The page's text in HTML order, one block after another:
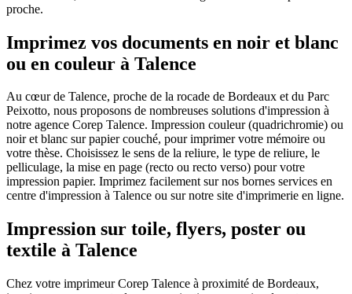
proche.
Imprimez vos documents en noir et blanc
ou en couleur à Talence
Au cœur de Talence, proche de la rocade de Bordeaux et du Parc
Peixotto, nous proposons de nombreuses solutions d'impression à
notre agence Corep Talence. Impression couleur (quadrichromie) ou
noir et blanc sur papier couché, pour imprimer votre mémoire ou
votre thèse. Choisissez le sens de la reliure, le type de reliure, le
pelliculage, la mise en page (recto ou recto verso) pour votre
impression papier. Imprimez facilement sur nos bornes services en
centre d'impression à Talence ou sur notre site d'imprimerie en ligne.
Impression sur toile, flyers, poster ou
textile à Talence
Chez votre imprimeur Corep Talence à proximité de Bordeaux,